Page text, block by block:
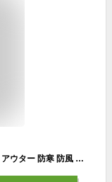
Hiheart ジャケット キッズ ウインドブレーカー アウター 防寒 防風 撥水 アウトドア 登山 男の子 ネイビー 150